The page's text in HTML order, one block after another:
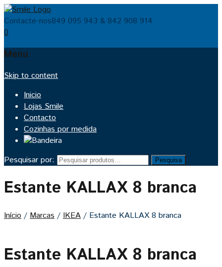
Contacte-nos849 095 943 & 842 908 914
0
Menu
Skip to content
Inicio
Lojas Smile
Contacto
Cozinhas por medida
Pesquisar por: Pesquisa
Estante KALLAX 8 branca
Início / Marcas / IKEA / Estante KALLAX 8 branca
Estante KALLAX 8 branca